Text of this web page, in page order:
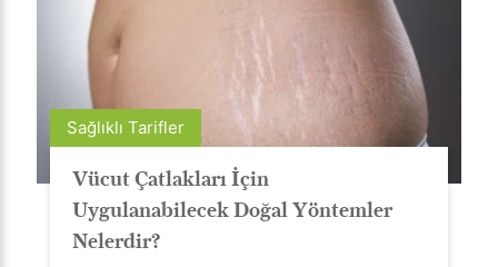
Sağlıklı Tarifler
Vücut Çatlakları İçin
Uygulanabilecek Doğal Yöntemler
Nelerdir?